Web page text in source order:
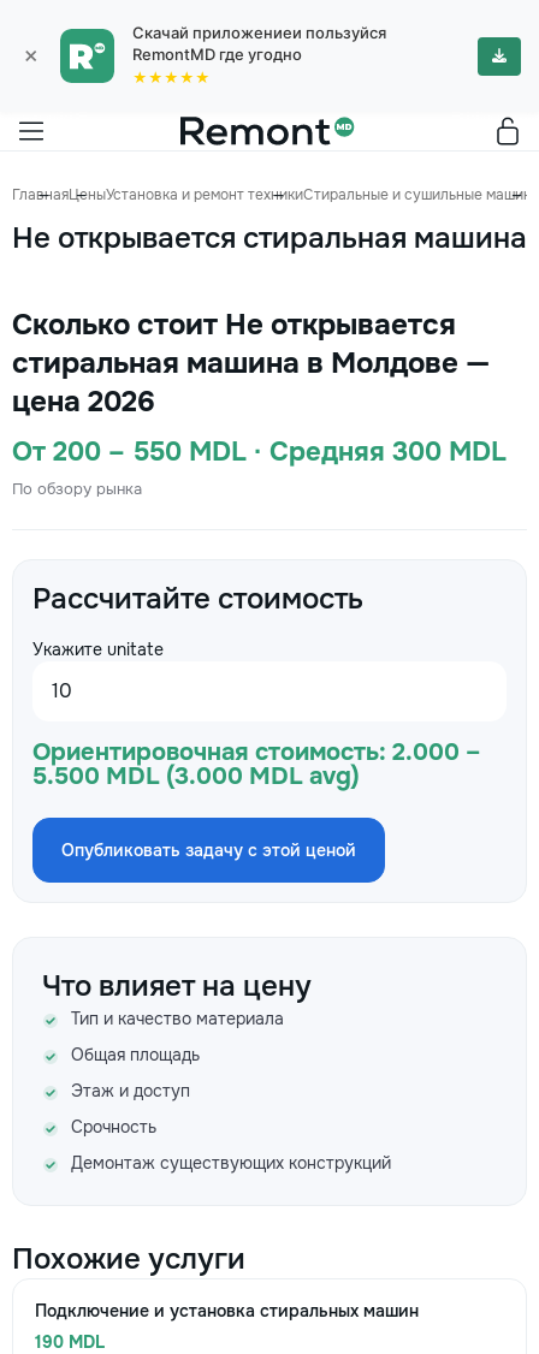
×
Скачай приложениеи пользуйся
RemontMD где угодно
★★★★★
ГлавнаяЦеныУстановка и ремонт техникиСтиральные и сушильные
Не открывается стиральная машина
Сколько стоит Не открывается
стиральная машина в Молдове —
цена 2026
От 200 – 550 MDL · Средняя 300 MDL
По обзору рынка
Рассчитайте стоимость
Укажите unitate
Ориентировочная стоимость: 2.000 –
5.500 MDL (3.000 MDL avg)
Опубликовать задачу с этой ценой
Что влияет на цену
Тип и качество материала
Общая площадь
Этаж и доступ
Срочность
Демонтаж существующих конструкций
Похожие услуги
Подключение и установка стиральных машин
190 MDL